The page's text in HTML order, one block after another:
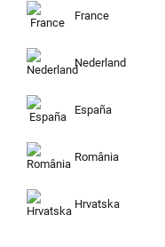
France
Nederland
España
România
Hrvatska